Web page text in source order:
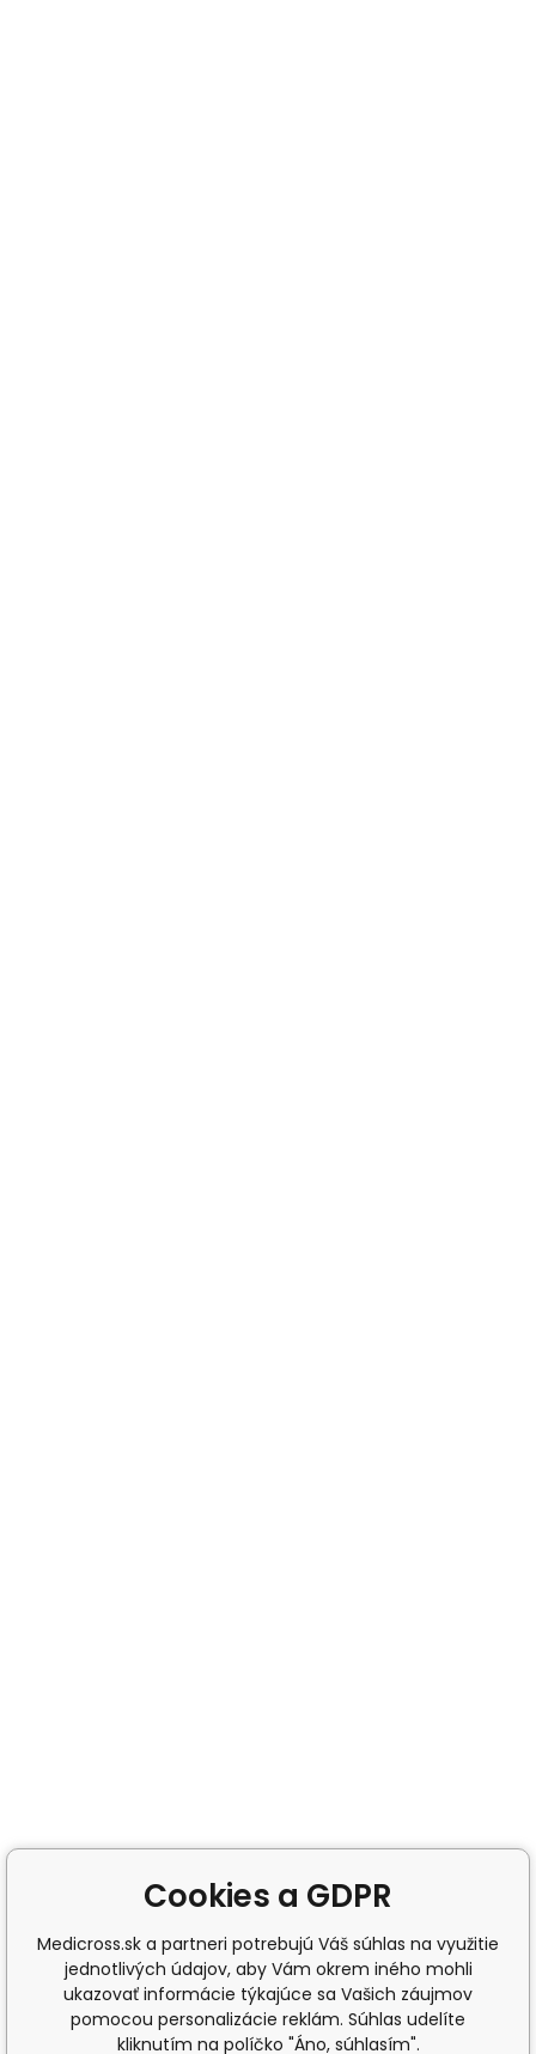
Cookies a GDPR
Medicross.sk a partneri potrebujú Váš súhlas na využitie
jednotlivých údajov, aby Vám okrem iného mohli
ukazovať informácie týkajúce sa Vašich záujmov
pomocou personalizácie reklám. Súhlas udelíte
kliknutím na políčko "Áno, súhlasím".